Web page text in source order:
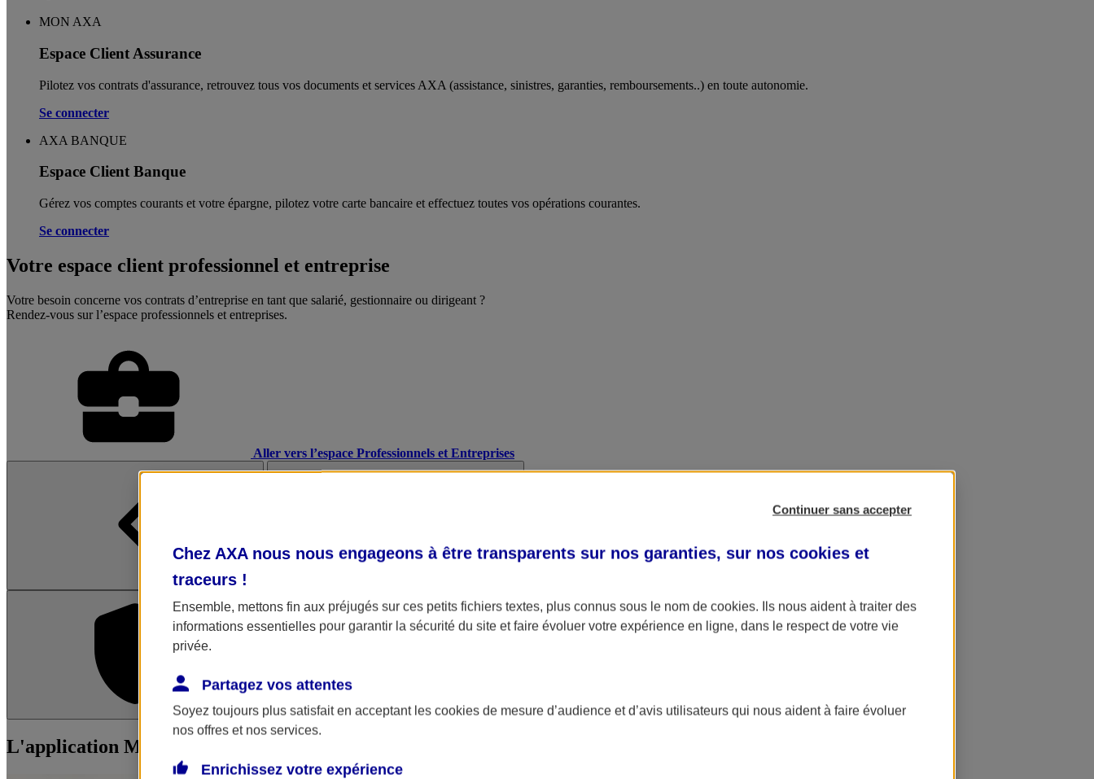
MON AXA
Espace Client Assurance
Pilotez vos contrats d'assurance, retrouvez tous vos documents et services AXA (assistance, sinistres, garanties, remboursements..) en toute autonomie. ​
Se connecter
AXA BANQUE
Espace Client Banque
Gérez vos comptes courants et votre épargne, pilotez votre carte bancaire et effectuez toutes vos opérations courantes.
Se connecter
Votre espace client professionnel et entreprise
Votre besoin concerne vos contrats d’entreprise en tant que salarié, gestionnaire ou dirigeant ?
Rendez-vous sur l’espace professionnels et entreprises.
Aller vers l’espace Professionnels et Entreprises
L'application Mon AXA Assurance L'application AXA Banque
L'application Mon AXA Assurance, tous vos contrats en poche !
Continuer sans accepter
Chez AXA nous nous engageons à être transparents sur nos garanties, sur nos cookies et
traceurs !
Ensemble, mettons fin aux préjugés sur ces petits fichiers textes, plus connus sous le nom de cookies. Ils nous aident à traiter des
informations essentielles pour garantir la sécurité du site et faire évoluer votre expérience en ligne, dans le respect de votre vie
privée.
Partagez vos attentes
Soyez toujours plus satisfait en acceptant les cookies de mesure d’audience et d’avis utilisateurs qui nous aident à faire évoluer
nos offres et nos services.
Enrichissez votre expérience